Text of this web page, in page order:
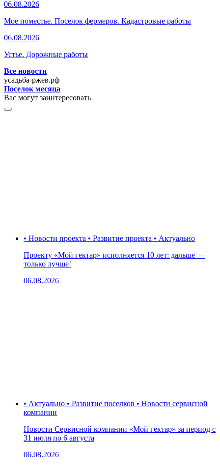
06.08.2026
Мое поместье. Поселок фермеров. Кадастровые работы
06.08.2026
Устье. Дорожные работы
Все новости
усадьба-ржев.рф
Поселок месяца
Вас могут заинтересовать
• Новости проекта • Развитие проекта • Актуально
Проекту «Мой гектар» исполняется 10 лет: дальше —
только лучше!
06.08.2026
• Актуально • Развитие поселков • Новости сервисной
компании
Новости Сервисной компании «Мой гектар» за период с
31 июля по 6 августа
06.08.2026